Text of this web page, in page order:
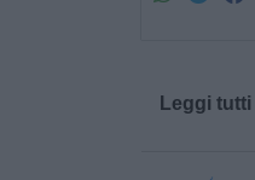
Leggi